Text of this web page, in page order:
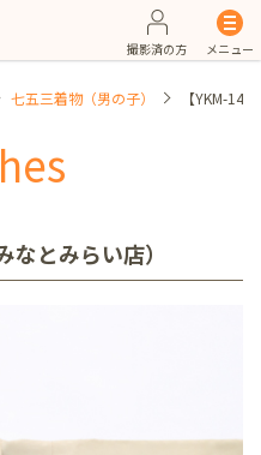
撮影済の方 メニュー
七五三着物（男の子） 【YKM-
とみらい店）